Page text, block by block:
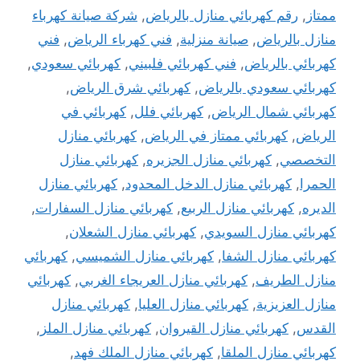
ممتاز , رقم كهربائي منازل بالرياض, شركة صيانة كهرباء
منازل بالرياض, صيانة منزلية, فني كهرباء الرياض, فني
كهربائي بالرياض, فني كهربائي فلبيني, كهربائي سعودي,
كهربائي سعودي بالرياض, كهربائي شرق الرياض,
كهربائي شمال الرياض, كهربائي فلل, كهربائي في
الرياض, كهربائي ممتاز في الرياض, كهربائي منازل
التخصصي, كهربائي منازل الجزيره, كهربائي منازل
الحمرا, كهربائي منازل الدخل المحدود, كهربائي منازل
الديره, كهربائي منازل الربيع, كهربائي منازل السفارات,
كهربائي منازل السويدي, كهربائي منازل الشعلان,
كهربائي منازل الشفا, كهربائي منازل الشميسي, كهربائي
منازل الطريف, كهربائي منازل العريجاء الغربي, كهربائي
منازل العزيزية, كهربائي منازل العليا, كهربائي منازل
القدس, كهربائي منازل القيروان, كهربائي منازل الملز ,
كهربائي منازل الملقا, كهربائي منازل الملك فهد,